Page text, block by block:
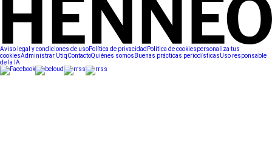
Aviso legal y condiciones de usoPolítica de privacidad Política de cookiespersonaliza tus
cookiesAdministrar UtiqContactoQuiénes somos Buenas prácticas periodísticasUso responsable
de la IA